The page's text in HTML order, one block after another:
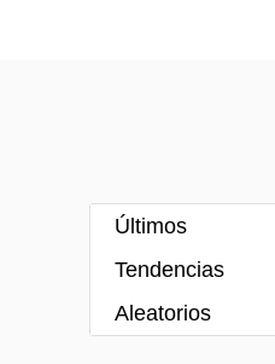
Últimos
Tendencias
Aleatorios